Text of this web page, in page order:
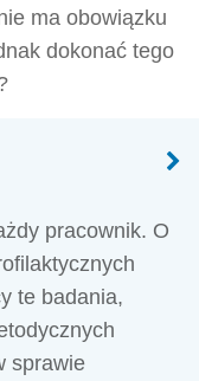
ma obowiązku
dokonać tego
pracownik. O
te badania,
sprawie